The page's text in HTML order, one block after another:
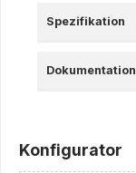
Spezifikation
Dokumentation
Konfigurator